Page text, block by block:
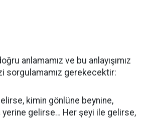
anlamamız ve bu anlayışımız
sorgulamamız gerekecektir:
kimin gönlüne beynine,
yerine gelirse… Her şeyi ile gelirse,